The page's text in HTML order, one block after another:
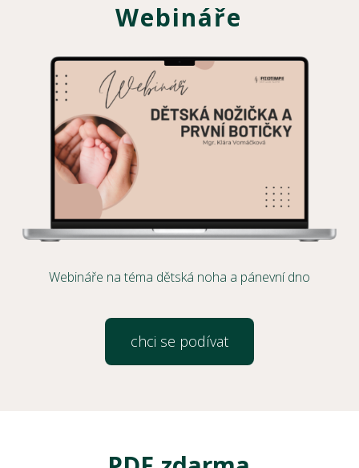
Webináře
Webináře na téma dětská noha a pánevní dno
chci se podívat